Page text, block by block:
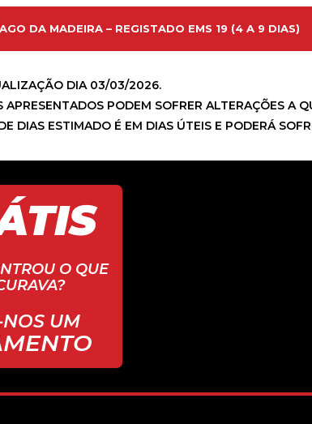
DA MADEIRA – REGISTADO EMS 19 (4 A 9 DIAS)
DIA 03/03/2026.
APRESENTADOS PODEM SOFRER ALTERAÇÕES A
DIAS ESTIMADO É EM DIAS ÚTEIS E PODERÁ
O QUE
UM